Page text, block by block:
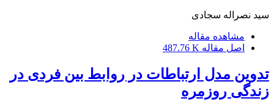
سید نصراله سجادی
مشاهده مقاله
اصل مقاله 487.76 K
تدوین مدل ارتباطات در روابط بین فردی در
زندگی روزمره